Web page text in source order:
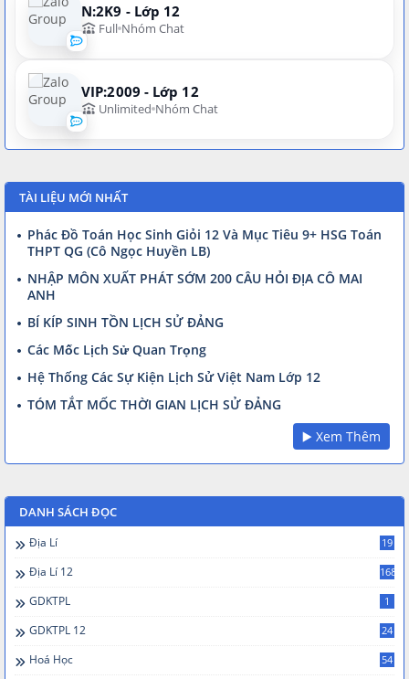
N:2K9 - Lớp 12
Full Nhóm Chat
VIP:2009 - Lớp 12
Unlimited Nhóm Chat
TÀI LIỆU MỚI NHẤT
Phác Đồ Toán Học Sinh Giỏi 12 Và Mục Tiêu 9+ HSG Toán
THPT QG (Cô Ngọc Huyền LB)
NHẬP MÔN XUẤT PHÁT SỚM 200 CÂU HỎI ĐỊA CÔ MAI
ANH
BÍ KÍP SINH TỒN LỊCH SỬ ĐẢNG
Các Mốc Lịch Sử Quan Trọng
Hệ Thống Các Sự Kiện Lịch Sử Việt Nam Lớp 12
TÓM TẮT MỐC THỜI GIAN LỊCH SỬ ĐẢNG
▶️ Xem Thêm
DANH SÁCH ĐỌC
Địa Lí 19
Địa Lí 12 168
GDKTPL 1
GDKTPL 12 24
Hoá Học 54